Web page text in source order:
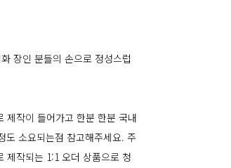
장인 분들의 손으로 정성스럽
제작이 들어가고 한분 한분 국내
도 소요되는점 참고해주세요. 주
제작되는 1:1 오더 상품으로 청